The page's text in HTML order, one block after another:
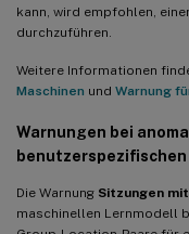
kann, wird empfohlen,
durchzuführen.
Weitere Informationen
Maschinen und Warnung
Warnungen bei
Die Warnung Sitzungen
maschinellen Lernmodell